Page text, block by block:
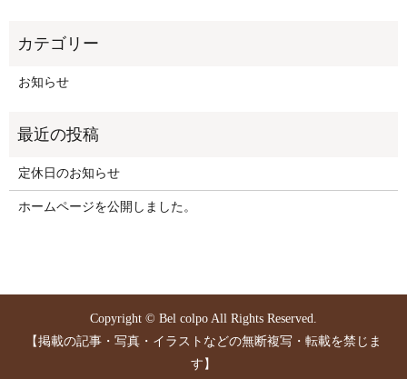
お知らせ
定休日のお知らせ
ホームページを公開しました。
Copyright © Bel colpo All Rights Reserved.
【掲載の記事・写真・イラストなどの無断複写・転載を禁じま
す】